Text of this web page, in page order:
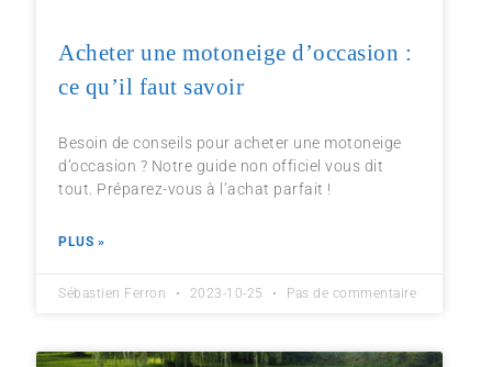
Acheter une motoneige d’occasion :
ce qu’il faut savoir
Besoin de conseils pour acheter une motoneige
d’occasion ? Notre guide non officiel vous dit
tout. Préparez-vous à l’achat parfait !
PLUS »
Sébastien Ferron 2023-10-25 Pas de commentaire